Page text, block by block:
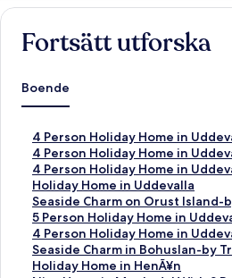
Fortsätt utforska
Boende
4 Person Holiday Home in
L
ä
n
k
t
i
l
l
s
4 Person Holiday Home in
L
ä
n
k
t
i
l
l
4 Person Holiday Home in
L
ä
n
k
t
i
l
Holiday Home in Uddevalla
L
ä
n
k
t
i
Seaside Charm on Orust Island-
L
ä
n
k
t
5 Person Holiday Home in
L
ä
n
k
4 Person Holiday Home in
L
ä
n
Seaside Charm in Bohuslan-by
L
ä
Holiday Home in HenÃ¥n
L